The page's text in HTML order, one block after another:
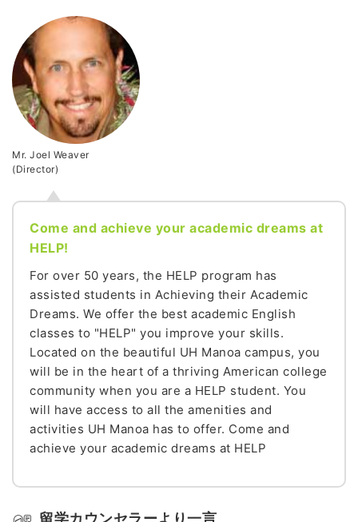
Mr. Joel Weaver
(Director)
Come and achieve your academic dreams at
HELP!
For over 50 years, the HELP program has
assisted students in Achieving their Academic
Dreams. We offer the best academic English
classes to "HELP" you improve your skills.
Located on the beautiful UH Manoa campus, you
will be in the heart of a thriving American college
community when you are a HELP student. You
will have access to all the amenities and
activities UH Manoa has to offer. Come and
achieve your academic dreams at HELP
留学カウンセラーより一言